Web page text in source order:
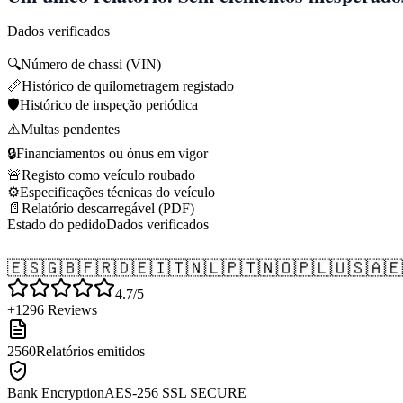
Dados verificados
🔍Número de chassi (VIN)
📏Histórico de quilometragem registado
🛡️Histórico de inspeção periódica
⚠️Multas pendentes
🔒Financiamentos ou ónus em vigor
🚨Registo como veículo roubado
⚙️Especificações técnicas do veículo
📄 Relatório descarregável (PDF)
Estado do pedidoDados verificados
🇪🇸🇬🇧🇫🇷🇩🇪🇮🇹🇳🇱🇵🇹🇳🇴🇵🇱🇺🇸🇦🇪
4.7/5
+1296 Reviews
2560Relatórios emitidos
Bank EncryptionAES-256 SSL SECURE